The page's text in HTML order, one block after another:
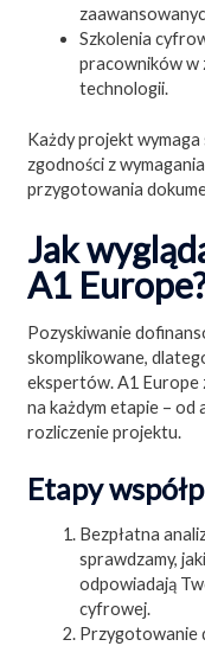
Szkolenia
pracowników w
technologii.
Każdy projekt
zgodności z
przygotowania
Jak
A1
Pozyskiwanie
skomplikowane,
ekspertów. A1 Europe
na każdym etapie – od
rozliczenie projektu.
Etapy
Bezpłatna
sprawdzamy,
odpowiadają
cyfrowej.
Przygotowanie